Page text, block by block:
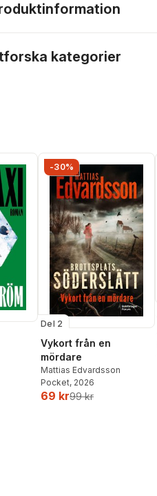
kategorier
-30%
Del 2
Vykort från en
mördare
Mattias Edvardsson
Pocket, 2026
69 kr99 kr